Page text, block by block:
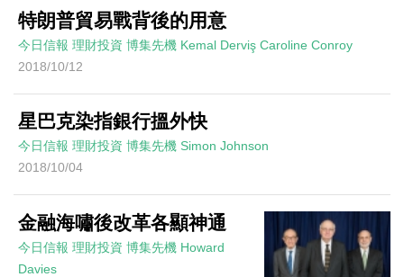
特朗普貿易戰背後的用意
今日信報 理財投資 博集先機 Kemal Derviş Caroline Conroy
2018/10/12
星巴克染指銀行搵外快
今日信報 理財投資 博集先機 Simon Johnson
2018/10/04
金融海嘯後改革各顯神通
今日信報 理財投資 博集先機 Howard
Davies